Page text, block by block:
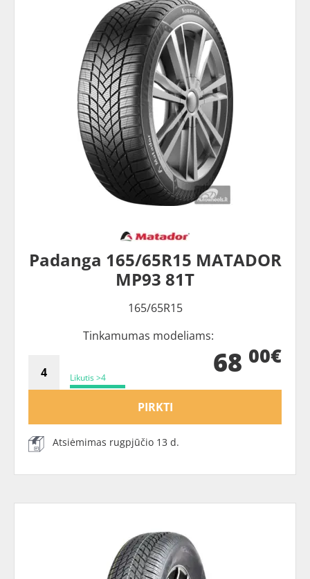
Padanga 165/65R15 MATADOR
MP93 81T
165/65R15
Tinkamumas modeliams:
Likutis >4 68 00€
PIRKTI
Atsiėmimas rugpjūčio 13 d.